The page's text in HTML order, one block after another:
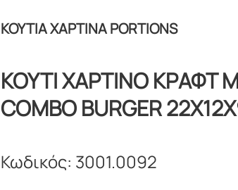
ΚΟΥΤΙΑ ΧΑΡΤΙΝΑ PORTIONS
ΚΟΥΤΙ ΧΑΡΤΙΝΟ ΚΡΑΦT
COMBO BURGER
Κωδικός: 3001.0092